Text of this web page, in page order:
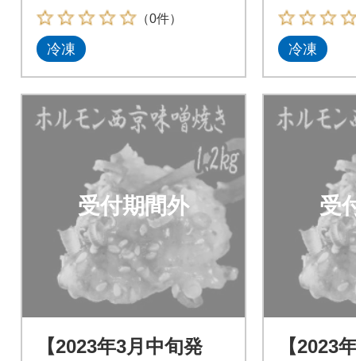
（0件）
冷凍 冷凍
受付期間外
【2023年3月中旬発
受
【2023